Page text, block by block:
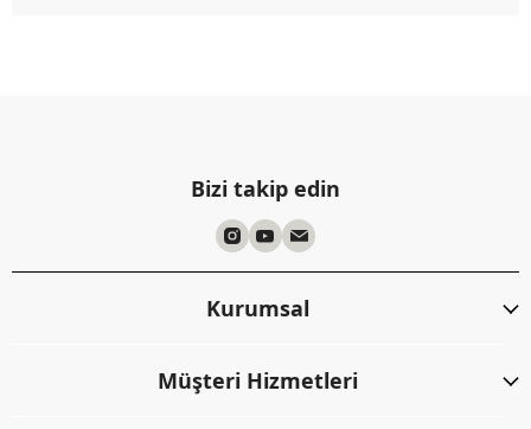
Bizi takip edin
Kurumsal
Müşteri Hizmetleri